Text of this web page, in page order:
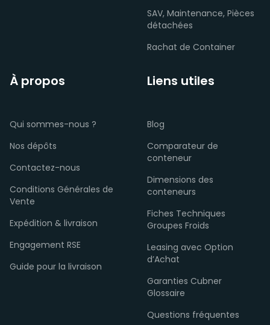
SAV, Maintenance, Pièces
détachées
Rachat de Container
À propos
Qui sommes-nous ?
Nos dépôts
Contactez-nous
Conditions Générales de
Vente
Expédition & livraison
Engagement RSE
Guide pour la livraison
Liens utiles
Blog
Comparateur de
conteneur
Dimensions des
conteneurs
Fiches Techniques
Groupes Froids
Leasing avec Option
d’Achat
Garanties Cubner
Glossaire
Questions fréquentes